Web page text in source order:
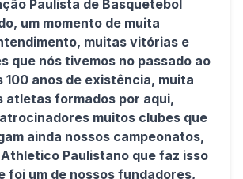
Paulista de Basquetebol
um momento de muita
muitas vitórias e
que nós tivemos no passado ao
100 anos de existência, muita
atletas formados por aqui,
muitos clubes que
ainda nossos campeonatos,
Paulistano que faz isso
foi um de nossos fundadores,